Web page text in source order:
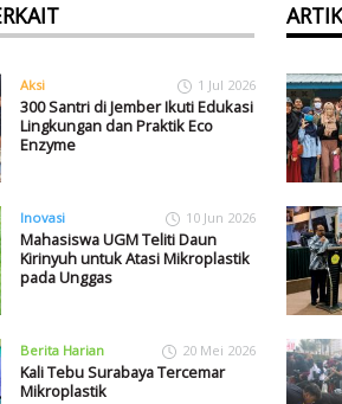
Aksi 1 Jul 2026
300 Santri di Jember Ikuti Edukasi
Lingkungan dan Praktik Eco
Enzyme
Inovasi 10 Jun 2026
Mahasiswa UGM Teliti Daun
Kirinyuh untuk Atasi Mikroplastik
pada Unggas
Berita Harian 20 Mei 2026
Kali Tebu Surabaya Tercemar
Mikroplastik